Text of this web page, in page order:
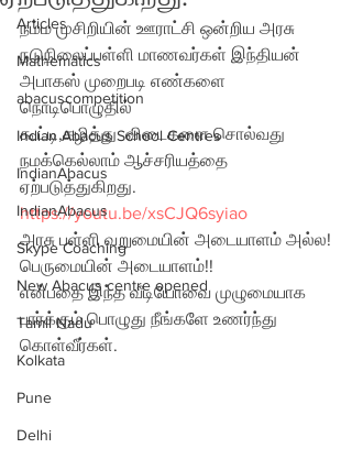
Articles
Mathematics
abacuscompetition
Indian Abacus School Centres
IndianAbacus
IndianAbacus
Skype Coaching
New Abacus centre opened
Tamil Nadu
Kolkata
Pune
Delhi
நம்ம முசிறியின் ஊராட்சி ஒன்றிய அரசு
நடுநிலைப்பள்ளி மாணவர்கள் இந்தியன்
அபாகஸ் முறைபடி எண்களை
நொடிபொழுதில்
கூட்டி,கழித்து  விடைகளை சொல்வது
நமக்கெல்லாம் ஆச்சரியத்தை
ஏற்படுத்துகிறது.
https://youtu.be/xsCJQ6syiao
அரசு பள்ளி வறுமையின் அடையாளம் அல்ல!
பெருமையின் அடையாளம்!!
என்பதை இந்த வீடியோவை முழுமையாக
பார்க்கும் பொழுது நீங்களே உணர்ந்து
கொள்வீர்கள்.